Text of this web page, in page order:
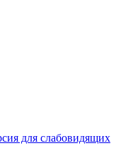
для слабовидящих